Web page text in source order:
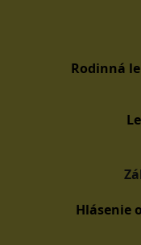
Rodinná
Hlásenie